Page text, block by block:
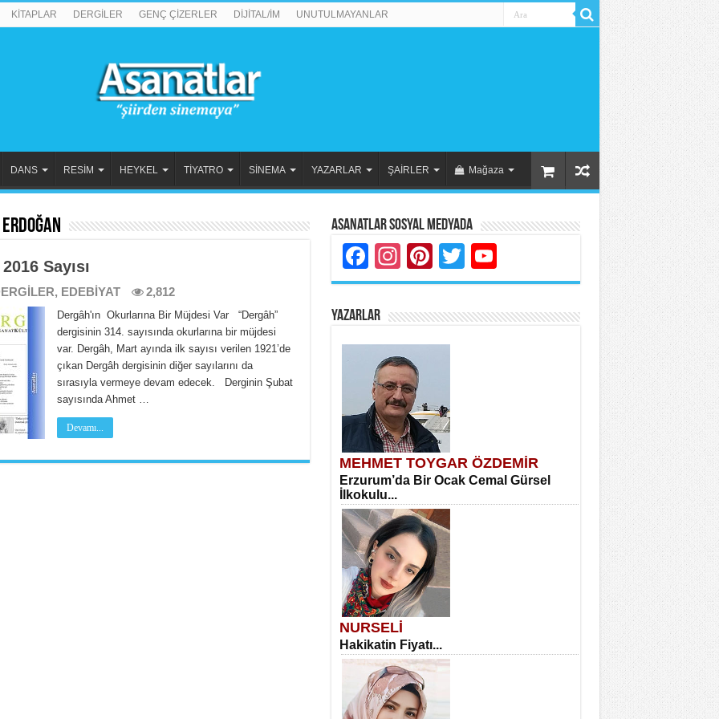
KİTAPLAR DERGİLER GENÇ ÇİZERLER DİJİTAL/İM UNUTULMAYANLAR
DANS RESİM HEYKEL TİYATRO SİNEMA YAZARLAR ŞAİRLER Mağaza
Sayısı
, EDEBİYAT 2,812
Dergâh'ın Okurlarına Bir Müjdesi Var “Dergâh”
dergisinin 314. sayısında okurlarına bir müjdesi
var. Dergâh, Mart ayında ilk sayısı verilen 1921’de
çıkan Dergâh dergisinin diğer sayılarını da
sırasıyla vermeye devam edecek. Derginin Şubat
sayısında Ahmet …
Devamı...
Asanatlar Sosyal Medyada
Facebook
Instagram
Pinterest
Twitter
YAZARLAR
MEHMET TOYGAR ÖZDEMİR
Erzurum’da Bir Ocak Cemal Gürsel
İlkokulu...
NURSELİ
Hakikatin Fiyatı...